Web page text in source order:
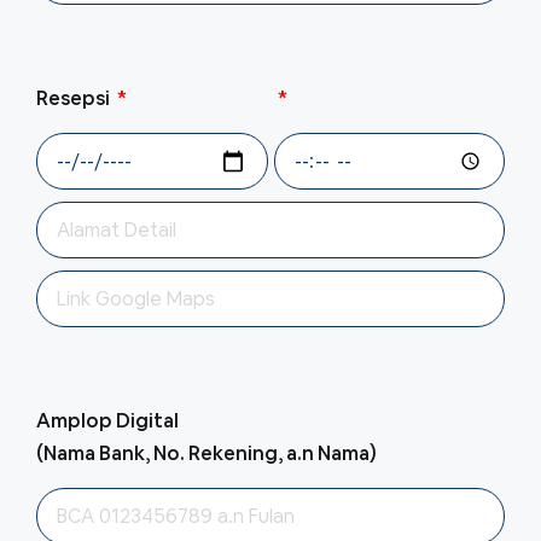
Resepsi
Amplop Digital
(Nama Bank, No. Rekening, a.n Nama)